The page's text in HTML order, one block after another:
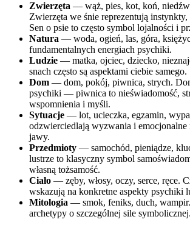
Zwierzęta — wąż, pies, kot, koń,
Zwierzęta we śnie reprezentują
Sen o psie to często symbol lojalności i
Natura — woda, ogień, las, góra,
fundamentalnych energiach psychiki.
Ludzie — matka, ojciec, dziecko,
snach często są aspektami ciebie samego.
Dom — dom, pokój, piwnica, strych.
psychiki — piwnica to nieświadomość,
wspomnienia i myśli.
Sytuacje — lot, ucieczka, egzamin,
odzwierciedlają wyzwania i emocjonalne
jawy.
Przedmioty — samochód, pieniądze,
lustrze to klasyczny symbol
własną tożsamość.
Ciało — zęby, włosy, oczy, serce, ręce.
wskazują na konkretne aspekty psychiki
Mitologia — smok, feniks, duch,
archetypy o szczególnej sile symbolicznej.